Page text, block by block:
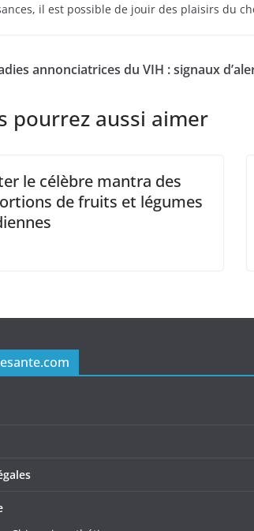
il est possible de jouir des plaisirs du
annonciatrices du VIH : signaux
pourrez aussi aimer
le célèbre mantra des
de fruits et légumes